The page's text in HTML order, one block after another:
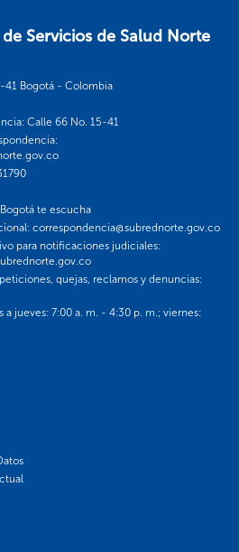
Servicios de Salud Norte
41 Bogotá - Colombia
Calle 66 No. 15-41
te escucha
correspondencia@subrednorte.gov.co
para notificaciones judiciales:
quejas, reclamos y denuncias:
a jueves: 7:00 a. m. - 4:30 p. m.; viernes: